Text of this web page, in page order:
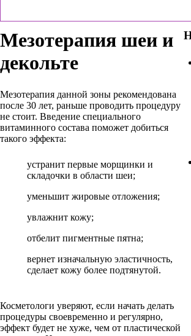
Мезотерапия шеи и
декольте
Мезотерапия данной зоны рекомендована
после 30 лет, раньше проводить процедуру
не стоит. Введение специального
витаминного состава поможет добиться
такого эффекта:
устранит первые морщинки и
складочки в области шеи;
уменьшит жировые отложения;
увлажнит кожу;
отбелит пигментные пятна;
вернет изначальную эластичность,
сделает кожу более подтянутой.
Косметологи уверяют, если начать делать
процедуры своевременно и регулярно,
эффект будет не хуже, чем от пластической